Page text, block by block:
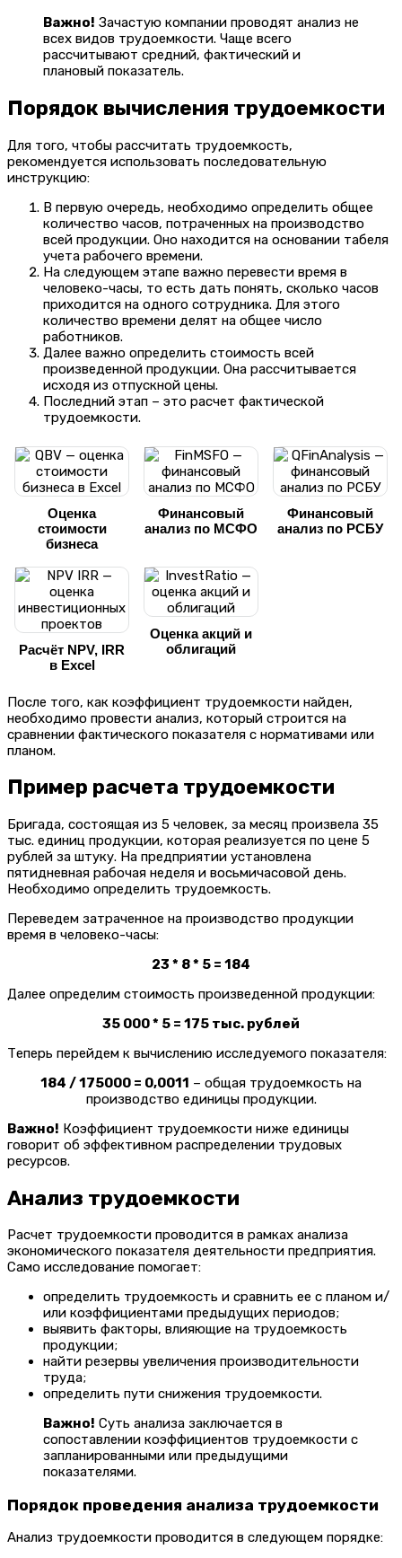
Важно! Зачастую компании проводят анализ не
всех видов трудоемкости. Чаще всего
рассчитывают средний, фактический и
плановый показатель.
Порядок вычисления трудоемкости
Для того, чтобы рассчитать трудоемкость,
рекомендуется использовать последовательную
инструкцию:
В первую очередь, необходимо определить общее
количество часов, потраченных на производство
всей продукции. Оно находится на основании табеля
учета рабочего времени.
На следующем этапе важно перевести время в
человеко-часы, то есть дать понять, сколько часов
приходится на одного сотрудника. Для этого
количество времени делят на общее число
работников.
Далее важно определить стоимость всей
произведенной продукции. Она рассчитывается
исходя из отпускной цены.
Последний этап – это расчет фактической
трудоемкости.
Оценка
стоимости
бизнеса
Финансовый
анализ по МСФО
Финансовый
анализ по РСБУ
Расчёт NPV, IRR
в Excel
Оценка акций и
облигаций
После того, как коэффициент трудоемкости найден,
необходимо провести анализ, который строится на
сравнении фактического показателя с нормативами или
планом.
Пример расчета трудоемкости
Бригада, состоящая из 5 человек, за месяц произвела 35
тыс. единиц продукции, которая реализуется по цене 5
рублей за штуку. На предприятии установлена
пятидневная рабочая неделя и восьмичасовой день.
Необходимо определить трудоемкость.
Переведем затраченное на производство продукции
время в человеко-часы:
23 * 8 * 5 = 184
Далее определим стоимость произведенной продукции:
35 000 * 5 = 175 тыс. рублей
Теперь перейдем к вычислению исследуемого показателя:
184 / 175000 = 0,0011 – общая трудоемкость на
производство единицы продукции.
Важно! Коэффициент трудоемкости ниже единицы
говорит об эффективном распределении трудовых
ресурсов.
Анализ трудоемкости
Расчет трудоемкости проводится в рамках анализа
экономического показателя деятельности предприятия.
Само исследование помогает:
определить трудоемкость и сравнить ее с планом и/
или коэффициентами предыдущих периодов;
выявить факторы, влияющие на трудоемкость
продукции;
найти резервы увеличения производительности
труда;
определить пути снижения трудоемкости.
Важно! Суть анализа заключается в
сопоставлении коэффициентов трудоемкости с
запланированными или предыдущими
показателями.
Порядок проведения анализа трудоемкости
Анализ трудоемкости проводится в следующем порядке: